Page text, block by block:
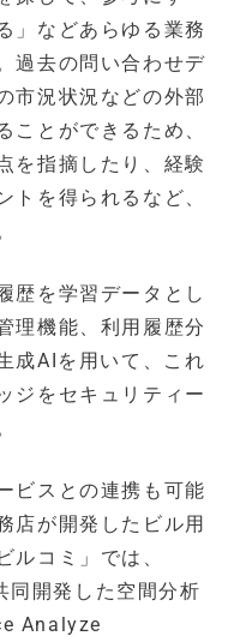
」などあらゆる業務
過去の問い合わせデ
市況状況などの外部
ことができるため、
を指摘したり、経験
トを得られるなど、
歴を学習データとし
理機能、利用履歴分
成AIを用いて、これ
ジをセキュリティー
ビスとの連携も可能
店が開発したビル用
ルコミ」では、
同開発した空間分析
Analyze